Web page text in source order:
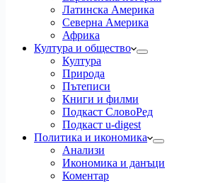
Латинска Америка
Северна Америка
Африка
Култура и общество
Култура
Природа
Пътеписи
Книги и филми
Подкаст СловоРед
Подкаст u-digest
Политика и икономика
Анализи
Икономика и данъци
Коментар